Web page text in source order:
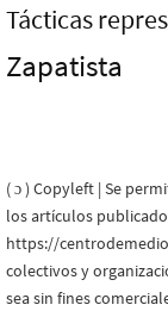
Tácticas
Zapatista
( ɔ ) Copyleft | Se
los artículos
https://
colectivos y
sea sin fines